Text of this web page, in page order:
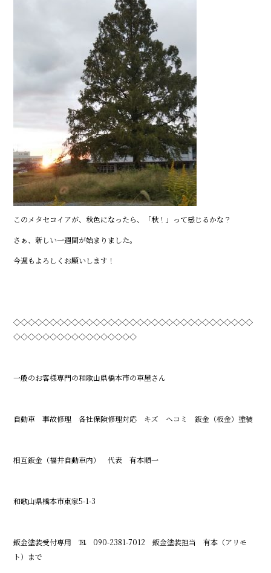
このメタセコイアが、秋色になったら、「秋！」って感じるかな？
さぁ、新しい一週間が始まりました。
今週もよろしくお願いします！
◇◇◇◇◇◇◇◇◇◇◇◇◇◇◇◇◇◇◇◇◇◇◇◇◇◇◇◇◇◇◇◇◇
◇◇◇◇◇◇◇◇◇◇◇◇◇◇◇◇◇
一般のお客様専門の和歌山県橋本市の車屋さん
自動車 事故修理 各社保険修理対応 キズ ヘコミ 鈑金（板金）塗装
相互鈑金（福井自動車内） 代表 有本順一
和歌山県橋本市東家5-1-3
鈑金塗装受付専用 ℡ 090-2381-7012 鈑金塗装担当 有本（アリモ
ト）まで